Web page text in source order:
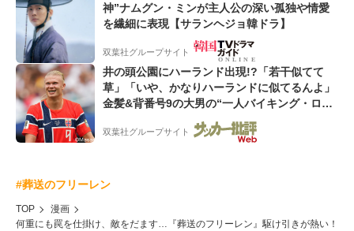
神”ナムグン・ミンが主人公の深い孤独や情愛
を繊細に表現【サランヘジョ韓ドラ】
双葉社グループサイト
井の頭公園にハーランド出現!?「若干似てて
草」「いや、かなりハーランドに似てるんよ」
金髪&背番号9の大男の“一人バイキング・ロ
ー”映像が話題!「元気をもらった」
双葉社グループサイト
#葬送のフリーレン
TOP
漫画
何重にも罠を仕掛け、敵をだます…『葬送のフリーレン』駆け引きが熱い！